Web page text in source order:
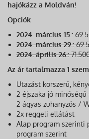
hajókázz a Moldván!
Opciók
2024. március 15.:
2024. március 29.:
2024. április 26.:
Az ár tartalmazza 1
Utazást korszerű,
2 éjszaka jó
2 ágyas zuhanyzós /
2x reggeli ellátást
Alap program szerinti
program szerint